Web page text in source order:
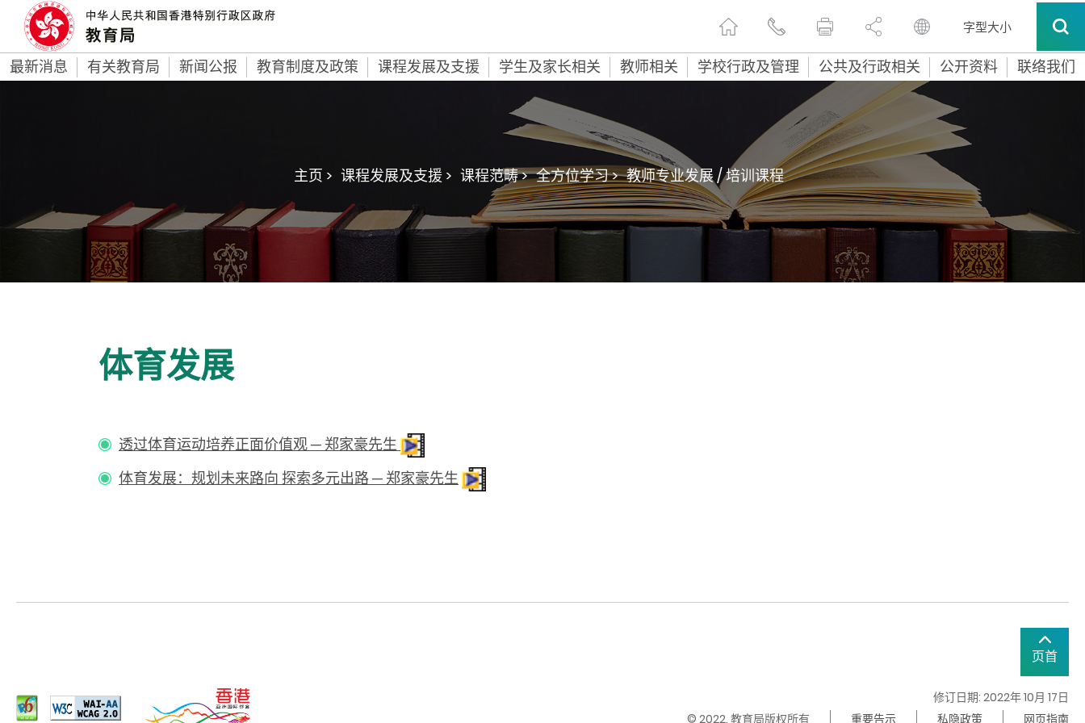
字型大小
最新消息 有关教育局 新闻公报 教育制度及政策 课程发展及支援 学生及家长相关 教师相关 学校行政及管理 公共及行政相关 公开资料 联络我们
主页 > 课程发展及支援 > 课程范畴 > 全方位学习 > 教师专业发展 / 培训课程
体育发展
透过体育运动培养正面价值观 ─ 郑家豪先生
体育发展：规划未来路向 探索多元出路 ─ 郑家豪先生
页首
修订日期: 2022年 10月 17日
© 2022. 教育局版权所有
重要告示 私隐政策 网页指南